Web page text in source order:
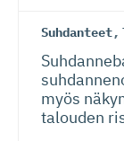
Suhdanteet,
myös
talouden